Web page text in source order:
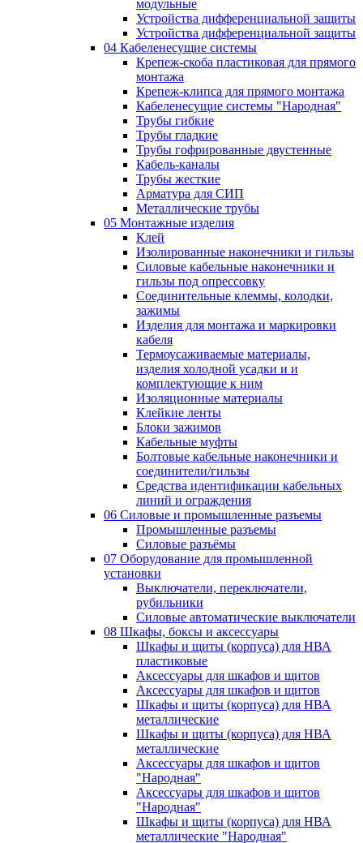
модульные
Устройства дифференциальной защиты
Устройства дифференциальной защиты
04 Кабеленесущие системы
Крепеж-скоба пластиковая для прямого
монтажа
Крепеж-клипса для прямого монтажа
Кабеленесущие системы "Народная"
Трубы гибкие
Трубы гладкие
Трубы гофрированные двустенные
Кабель-каналы
Трубы жесткие
Арматура для СИП
Металлические трубы
05 Монтажные изделия
Клей
Изолированные наконечники и гильзы
Силовые кабельные наконечники и
гильзы под опрессовку
Соединительные клеммы, колодки,
зажимы
Изделия для монтажа и маркировки
кабеля
Термоусаживаемые материалы,
изделия холодной усадки и и
комплектующие к ним
Изоляционные материалы
Клейкие ленты
Блоки зажимов
Кабельные муфты
Болтовые кабельные наконечники и
соединители/гильзы
Средства идентификации кабельных
линий и ограждения
06 Силовые и промышленные разъемы
Промышленные разъемы
Силовые разъёмы
07 Оборудование для промышленной
установки
Выключатели, переключатели,
рубильники
Силовые автоматические выключатели
08 Шкафы, боксы и аксессуары
Шкафы и щиты (корпуса) для НВА
пластиковые
Аксессуары для шкафов и щитов
Аксессуары для шкафов и щитов
Шкафы и щиты (корпуса) для НВА
металлические
Шкафы и щиты (корпуса) для НВА
металлические
Аксессуары для шкафов и щитов
"Народная"
Аксессуары для шкафов и щитов
"Народная"
Шкафы и щиты (корпуса) для НВА
металлические "Народная"